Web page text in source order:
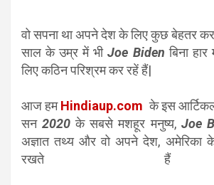
वो सपना था अपने देश के लिए कुछ बेहतर
साल के उम्र में भीJoe Biden बिना
लिए कठिन परिश्रम कर रहें हैं|
आज हमHindiaup.com के इस
सन2020के सबसे मशहूर मनुष्य, Joe
अज्ञात तथ्य और वो अपने देश, अमेरिका
रखते